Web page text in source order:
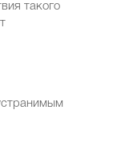
такого